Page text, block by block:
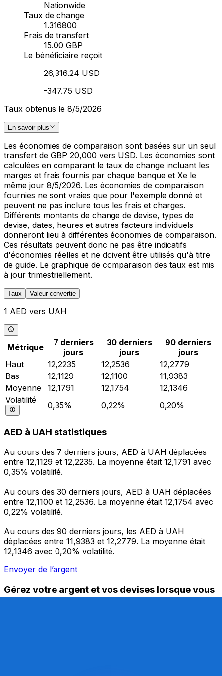
Nationwide
Taux de change
1.316800
Frais de transfert
15.00 GBP
Le bénéficiaire reçoit
26,316.24 USD
-347.75 USD
Taux obtenus le 8/5/2026
En savoir plus
Les économies de comparaison sont basées sur un seul
transfert de GBP 20,000 vers USD. Les économies sont
calculées en comparant le taux de change incluant les
marges et frais fournis par chaque banque et Xe le
même jour 8/5/2026. Les économies de comparaison
fournies ne sont vraies que pour l'exemple donné et
peuvent ne pas inclure tous les frais et charges.
Différents montants de change de devise, types de
devise, dates, heures et autres facteurs individuels
donneront lieu à différentes économies de comparaison.
Ces résultats peuvent donc ne pas être indicatifs
d'économies réelles et ne doivent être utilisés qu'à titre
de guide. Le graphique de comparaison des taux est mis
à jour trimestriellement.
Taux Valeur convertie
1 AED vers UAH
Métrique
7 derniers
jours
30 derniers
jours
90 derniers
jours
Haut
12,2235 12,2536
12,2779
Bas
12,1129 12,1100
11,9383
Moyenne
12,1791 12,1754
12,1346
Volatilité
0,35% 0,22% 0,20%
AED à UAH statistiques
Au cours des 7 derniers jours, AED à UAH déplacées
entre 12,1129 et 12,2235. La moyenne était 12,1791 avec
0,35% volatilité.
Au cours des 30 derniers jours, AED à UAH déplacées
entre 12,1100 et 12,2536. La moyenne était 12,1754 avec
0,22% volatilité.
Au cours des 90 derniers jours, les AED à UAH
déplacées entre 11,9383 et 12,2779. La moyenne était
12,1346 avec 0,20% volatilité.
Envoyer de l’argent
Gérez votre argent et vos devises lorsque vous